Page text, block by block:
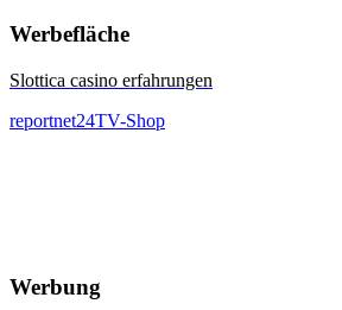
Werbefläche
Slottica casino erfahrungen
reportnet24TV-Shop
Werbung